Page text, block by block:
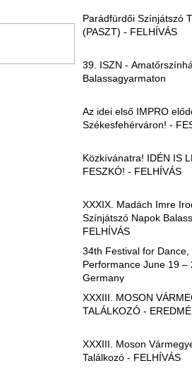
Parádfürdői Színjátszó
(PASZT) - FELHÍVÁS
39. ISZN -
Balassagyarmaton
Az idei első IMPRO
Székesfehérváron! -
Közkívánatra! IDÉN IS
FESZKÓ! - FELHÍVÁS
XXXIX. Madách Imre
Színjátszó Napok
FELHÍVÁS
34th Festival for
Performance June 19 –
Germany
XXXIII. MOSON
TALÁLKOZÓ -
XXXIII. Moson
Találkozó - FELHÍVÁS